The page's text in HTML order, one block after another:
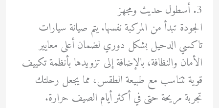
3. أسطول حديث ومجهز
الجودة تبدأ من المركبة نفسها. يتم صيانة سيارات
تاكسي الدحيل بشكل دوري لضمان أعلى معايير
الأمان والنظافة، بالإضافة إلى تزويدها بأنظمة تكييف
قوية تتناسب مع طبيعة الطقس، مما يجعل رحلتك
تجربة مريحة حتى في أكثر أيام الصيف حرارة.